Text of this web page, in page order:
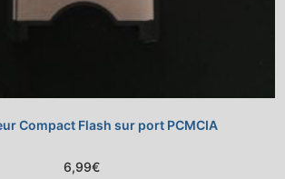
Compact Flash sur port PCMCIA
6,99€